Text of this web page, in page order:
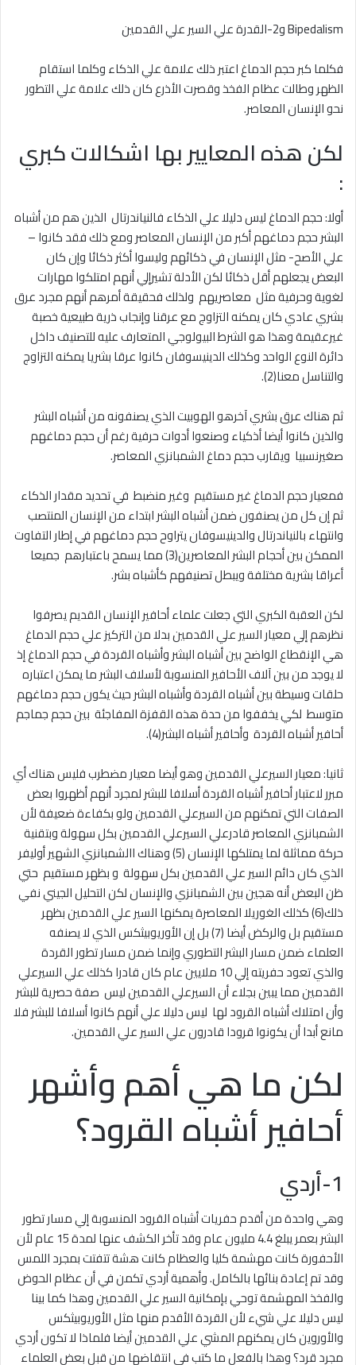
Bipedalism و2-القدرة علي السير علي القدمين
فكلما كبر حجم الدماغ اعتبر ذلك علامة علي الذكاء وكلما استقام
الظهر وطالت عظام الفخذ وقصرت الأذرع كان ذلك علامة علي التطور
نحو الإنسان المعاصر.
لكن هذه المعايير بها اشكالات كبري
:
أولا: حجم الدماغ ليس دليلا علي الذكاء فالنياندرتال الذين هم من أشباه
البشر حجم دماغهم أكبر من الإنسان المعاصر ومع ذلك فقد كانوا –
علي الأصح- مثل الإنسان في ذكائهم وليسوا أكثر ذكائا وإن كان
البعض يجعلهم أقل ذكائا لكن الأدلة تشيرإلي أنهم امتلكوا مهارات
لغوية وحرفية مثل معاصريهم ولذلك فحقيقة أمرهم أنهم مجرد عرق
بشري عادي كان يمكنه التزاوج مع عرقنا وإنجاب ذرية طبيعية خصبة
غيرعقيمة وهذا هو الشرط البيولوجي المتعارف عليه للتصنيف داخل
دائرة النوع الواحد وكذلك الدينيسوفان كانوا عرقا بشريا يمكنه التزاوج
والتناسل معنا(2).
ثم هناك عرق بشري آخرهو الهوبيت الذي يصنفونه من أشباه البشر
والذين كانوا أيضا أذكياء وصنعوا أدوات حرفية رغم أن حجم دماغهم
صغيرنسبيا ويقارب حجم دماغ الشمبانزي المعاصر.
فمعيار حجم الدماغ غير مستقيم وغير منضبط في تحديد مقدار الذكاء
ثم إن كل من يصنفون ضمن أشباه البشر ابتداء من الإنسان المنتصب
وانتهاء بالنياندرتال والدينيسوفان يتراوح حجم دماغهم في إطار التفاوت
الممكن بين أحجام البشر المعاصرين(3) مما يسمح باعتبارهم جميعا
أعراقا بشرية مختلفة ويبطل تصنيفهم كأشباه بشر.
لكن العقبة الكبري التي جعلت علماء أحافير الإنسان القديم يصرفوا
نظرهم إلي معيار السير علي القدمين بدلا من التركيز علي حجم الدماغ
هي الإنقطاع الواضح بين أشباه البشر وأشباه القردة في حجم الدماغ إذ
لا يوجد من بين آلاف الأحافير المنسوبة لأسلاف البشر ما يمكن اعتباره
حلقات وسيطة بين أشباه القردة وأشباه البشر حيث يكون حجم دماغهم
متوسط لكي يخففوا من حدة هذه القفزة المفاجئة بين حجم جماجم
أحافير أشباه القردة وأحافير أشباه البشر(4).
ثانيا: معيار السيرعلي القدمين وهو أيضا معيار مضطرب فليس هناك أي
مبرر لاعتبار أحافير أشباه القردة أسلافا للبشر لمجرد أنهم أظهروا بعض
الصفات التي تمكنهم من السيرعلي القدمين ولو بكفاءة ضعيفة لأن
الشمبانزي المعاصر قادرعلي السيرعلي القدمين بكل سهولة وبتقنية
حركة مماثلة لما يمتلكها الإنسان (5) وهناك االشمبانزي الشهير أوليفر
الذي كان دائم السير علي القدمين بكل سهولة و بظهر مستقيم حتي
ظن البعض أنه هجين بين الشمبانزي والإنسان لكن التحليل الجيني نفي
ذلك(6) كذلك الغوريلا المعاصرة يمكنها السير علي القدمين بظهر
مستقيم بل والركض أيضا (7) بل إن الأوريوبيثكس الذي لا يصنفه
العلماء ضمن مسار البشر التطوري وإنما ضمن مسار تطور القردة
والذي تعود حفريته إلي 10 ملايين عام كان قادرا كذلك علي السيرعلي
القدمين مما يبين بجلاء أن السيرعلي القدمين ليس صفة حصرية للبشر
وأن امتلاك أشباه القرود لها ليس دليلا علي أنهم كانوا أسلافا للبشر فلا
مانع أبدا أن يكونوا قرودا قادرون علي السير علي القدمين.
لكن ما هي أهم وأشهر
أحافير أشباه القرود؟
1-أردي
وهي واحدة من أقدم حفريات أشباه القرود المنسوبة إلي مسار تطور
البشر بعمر يبلغ 4.4 مليون عام وقد تأخر الكشف عنها لمدة 15 عام لأن
الأحفورة كانت مهشمة كليا والعظام كانت هشة تتفتت بمجرد اللمس
وقد تم إعادة بنائها بالكامل. وأهمية أردي تكمن في أن عظام الحوض
والفخذ المهشمة توحي بإمكانية السير علي القدمين وهذا كما بينا
ليس دليلا علي شيء لأن القردة الأقدم منها مثل الأوريوبيثكس
والأوروين كان يمكنهم المشي علي القدمين أيضا فلماذا لا تكون أردي
مجرد قرد؟ وهذا بالفعل ما كتب في انتقاضها من قبل بعض العلماء